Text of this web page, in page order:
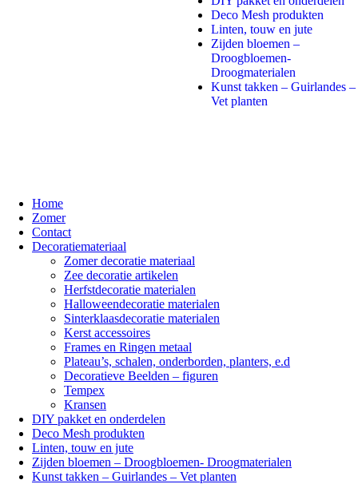
Deco Mesh produkten
Linten, touw en jute
Zijden bloemen –
Droogbloemen-
Droogmaterialen
Kunst takken – Guirlandes –
Vet planten
Home
Zomer
Contact
Decoratiemateriaal
Zomer decoratie materiaal
Zee decoratie artikelen
Herfstdecoratie materialen
Halloweendecoratie materialen
Sinterklaasdecoratie materialen
Kerst accessoires
Frames en Ringen metaal
Plateau’s, schalen, onderborden, planters, e.d
Decoratieve Beelden – figuren
Tempex
Kransen
DIY pakket en onderdelen
Deco Mesh produkten
Linten, touw en jute
Zijden bloemen – Droogbloemen- Droogmaterialen
Kunst takken – Guirlandes – Vet planten